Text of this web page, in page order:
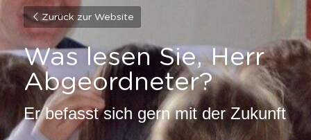
Zurück zur Website
Was lesen Sie, Herr
Abgeordneter?
Er befasst sich gern mit der Zukunft